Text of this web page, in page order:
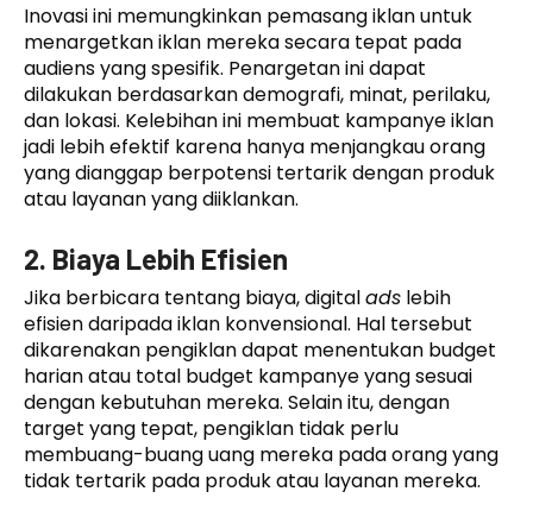
Inovasi ini memungkinkan pemasang iklan untuk
menargetkan iklan mereka secara tepat pada
audiens yang spesifik. Penargetan ini dapat
dilakukan berdasarkan demografi, minat, perilaku,
dan lokasi. Kelebihan ini membuat kampanye iklan
jadi lebih efektif karena hanya menjangkau orang
yang dianggap berpotensi tertarik dengan produk
atau layanan yang diiklankan.
2. Biaya Lebih Efisien
Jika berbicara tentang biaya, digitalads lebih
efisien daripada iklan konvensional. Hal tersebut
dikarenakan pengiklan dapat menentukan budget
harian atau total budget kampanye yang sesuai
dengan kebutuhan mereka. Selain itu, dengan
target yang tepat, pengiklan tidak perlu
membuang-buang uang mereka pada orang yang
tidak tertarik pada produk atau layanan mereka.